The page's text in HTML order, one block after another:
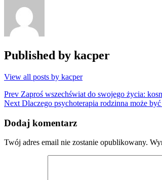
Published by kacper
View all posts by kacper
Nawigacja
wpisu
Prev Zaproś wszechświat do swojego życia:
Next Dlaczego psychoterapia rodzinna może
Dodaj komentarz
Twój adres email nie zostanie opublikowany.